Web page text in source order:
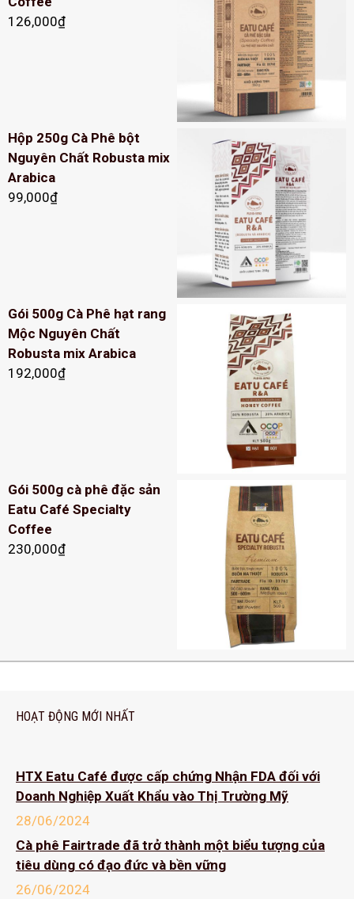
126,000₫
Hộp 250g Cà Phê bột
Nguyên Chất Robusta mix
Arabica
99,000₫
Gói 500g Cà Phê hạt rang
Mộc Nguyên Chất
Robusta mix Arabica
192,000₫
Gói 500g cà phê đặc sản
Eatu Café Specialty
Coffee
230,000₫
HOẠT ĐỘNG MỚI NHẤT
HTX Eatu Café được cấp chứng Nhận FDA đối với
Doanh Nghiệp Xuất Khẩu vào Thị Trường Mỹ
28/06/2024
Cà phê Fairtrade đã trở thành một biểu tượng của
tiêu dùng có đạo đức và bền vững
26/06/2024